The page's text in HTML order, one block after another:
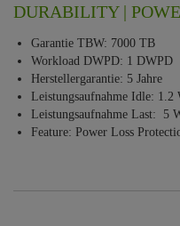
DURABILITY |
Garantie TBW: 7000 TB
Workload DWPD: 1 DWPD
Herstellergarantie: 5 Jahre
Leistungsaufnahme Idle: 1.2
Leistungsaufnahme Last: 5
Feature: Power Loss